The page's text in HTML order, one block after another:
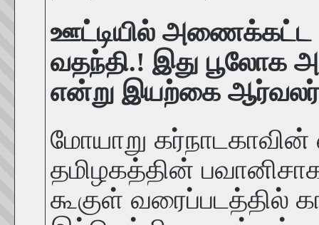
ஊட்டியில் அணைக்கட்ட
வதந்தி.! இது பூலோக
என்று இயற்கை ஆர்வலர்
மோயாறு கர்நாடகாவின்
தமிழகத்தின்
கூகுள்